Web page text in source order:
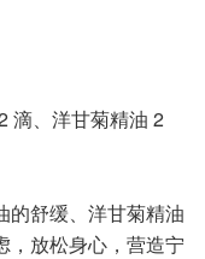
滴、洋甘菊精油 2
的舒缓、洋甘菊精油
，放松身心，营造宁